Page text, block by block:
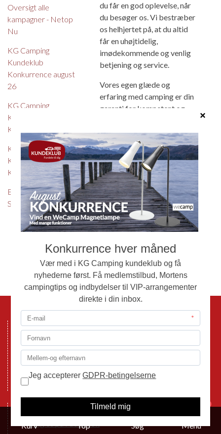
Oversigt alle
kampagner - Netop
Nu
KG Camping
Kundeklub
Konkurrence august
26
KG Camping
Kundeklub
Konkurrence juli 26
KG Camping
Kundeklub
Konkurrence juni 26
Eriba - oprydningssalg -
Spar op til kr. 48.400,-
du får en god oplevelse, når
du besøger os. Vi bestræber
os helhjertet på, at du altid
får en uhøjtidelig,
imødekommende og venlig
betjening og service.
Vores egen glæde og
erfaring med camping er din
garanti for kompetent og
søger svar på dine
spørgsmål eller ny
inspiration.
Det skal være rart og
hyggeligt at komme hos os,
og vi glæder os til at se dig.
Til toppen igen
Mønten 6
6000 Kolding
Tlf.: 76332080
Email:
Kurv Top Søg Menu